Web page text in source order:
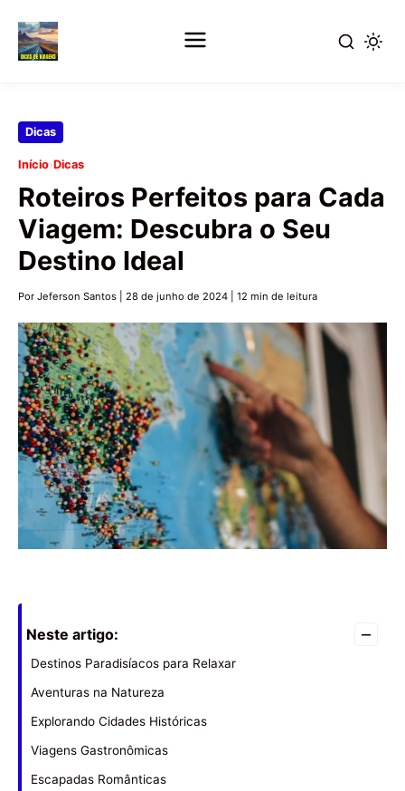
Pular
conteúdo
principal
Dicas
Início›Dicas
Roteiros Perfeitos para Cada
Viagem: Descubra o Seu
Destino Ideal
Por Jeferson Santos 28 de junho de 2024 12 min de leitura
Neste artigo: –
Destinos Paradisíacos para Relaxar
Aventuras na Natureza
Explorando Cidades Históricas
Viagens Gastronômicas
Escapadas Românticas